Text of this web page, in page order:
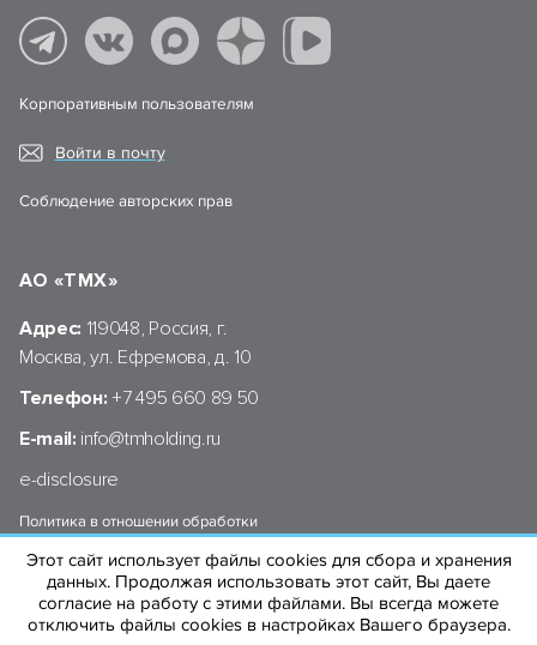
Корпоративным пользователям
Войти в почту
Соблюдение авторских прав
АО «ТМХ»
Адрес: 119048, Россия, г.
Москва, ул. Ефремова, д. 10
Телефон: +7 495 660 89 50
E-mail: info@tmholding.ru
e-disclosure
Политика в отношении обработки
персональных данных АО «ТМХ»
Этот сайт использует файлы cookies для сбора и хранения
данных. Продолжая использовать этот сайт, Вы даете
согласие на работу с этими файлами. Вы всегда можете
отключить файлы cookies в настройках Вашего браузера.